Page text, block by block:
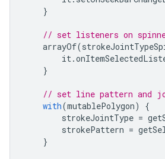
}
// set listeners on
arrayOf(
it.
}
// set line pattern and
with(mutablePolygon)
{
strokeJointType =
strokePattern =
}